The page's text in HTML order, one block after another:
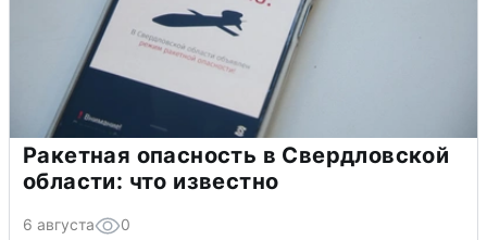
Ракетная опасность в Свердловской
области: что известно
6 августа 0